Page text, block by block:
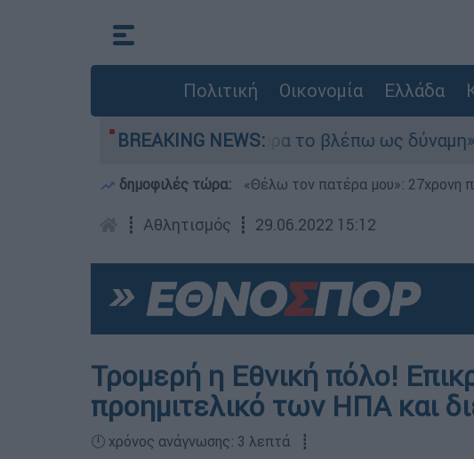
Πολιτική Οικονομία Ελλάδα
BREAKING NEWS:
ήταν αδυναμία, τώρα το βλέπω ως δύναμη»
δημοφιλές τώρα: «Θέλω τον πατέρα μου»: 27χρονη
┋ Αθλητισμός ┋ 29.06.2022 15:12
Τρομερή η Εθνική πόλο!
προημιτελικό των ΗΠΑ και
🕛 χρόνος ανάγνωσης: 3 λεπτά ┋